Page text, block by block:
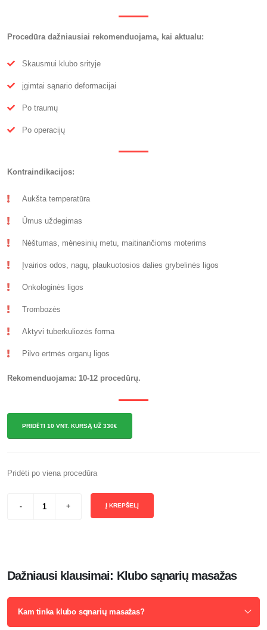
Procedūra dažniausiai rekomenduojama, kai aktualu:
Skausmui klubo srityje
įgimtai sąnario deformacijai
Po traumų
Po operacijų
Kontraindikacijos:
Aukšta temperatūra
Ūmus uždegimas
Nėštumas, mėnesinių metu, maitinančioms moterims
Įvairios odos, nagų, plaukuotosios dalies grybelinės ligos
Onkologinės ligos
Trombozės
Aktyvi tuberkuliozės forma
Pilvo ertmės organų ligos
Rekomenduojama: 10-12 procedūrų.
PRIDĖTI 10 VNT. KURSĄ UŽ 330€
Pridėti po viena procedūra
Į KREPŠELĮ
Dažniausi klausimai: Klubo sąnarių masažas
Kam tinka klubo sąnarių masažas?